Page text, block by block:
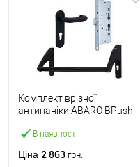
В наявності
Комплект врізної
антипаніки ABARO BPush
чорний із замком та ручкою
Ціна 2 863 грн.